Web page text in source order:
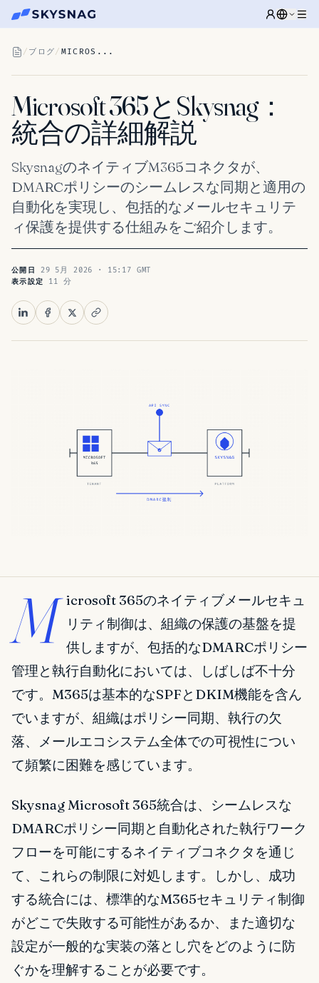
/ ブログ/ MICROS...
Microsoft 365とSkysnag：
統合の詳細解説
SkysnagのネイティブM365コネクタが、
DMARCポリシーのシームレスな同期と適用の
自動化を実現し、包括的なメールセキュリテ
ィ保護を提供する仕組みをご紹介します。
公開日 29 5月 2026 · 15:17 GMT
表示設定 11 分
M icrosoft 365のネイティブメールセキュ
リティ制御は、組織の保護の基盤を提
供しますが、包括的なDMARCポリシー
管理と執行自動化においては、しばしば不十分
です。M365は基本的なSPFとDKIM機能を含ん
でいますが、組織はポリシー同期、執行の欠
落、メールエコシステム全体での可視性につい
て頻繁に困難を感じています。
Skysnag Microsoft 365統合は、シームレスな
DMARCポリシー同期と自動化された執行ワーク
フローを可能にするネイティブコネクタを通じ
て、これらの制限に対処します。しかし、成功
する統合には、標準的なM365セキュリティ制御
がどこで失敗する可能性があるか、また適切な
設定が一般的な実装の落とし穴をどのように防
ぐかを理解することが必要です。